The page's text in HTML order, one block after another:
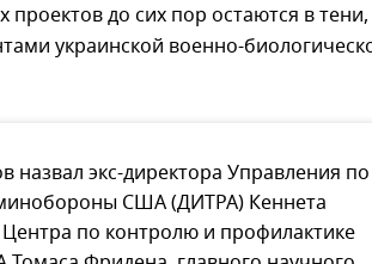
до сих пор остаются в тени,
украинской военно-
назвал экс-директора Управления по
США (ДИТРА) Кеннета
Центра по контролю и профилактике